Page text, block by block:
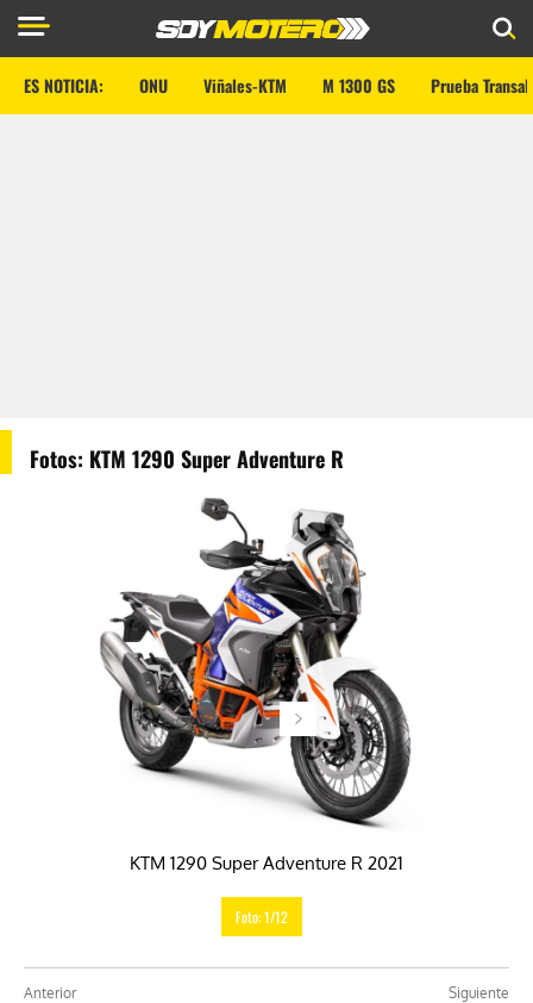
ES NOTICIA: ONU Viñales-KTM M 1300 GS Prueba
Fotos: KTM 1290 Super Adventure R
KTM 1290 Super Adventure R 2021
Foto: 1/12
Anterior Siguiente